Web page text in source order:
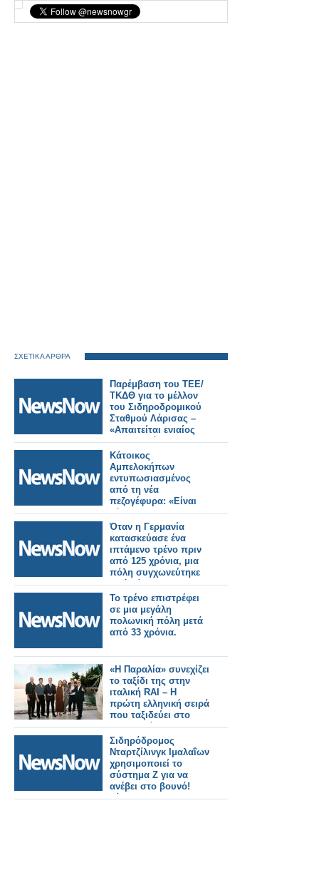
ΣΧΕΤΙΚΑ ΑΡΘΡΑ
Παρέμβαση του ΤΕΕ/
ΤΚΔΘ για το μέλλον
του Σιδηροδρομικού
Σταθμού Λάρισας –
«Απαιτείται ενιαίος
σχεδιασμός για την
πόλη».
Κάτοικος
Αμπελοκήπων
εντυπωσιασμένος
από τη νέα
πεζογέφυρα: «Είναι
κόσμημα για την
πόλη»
Όταν η Γερμανία
κατασκεύασε ένα
ιπτάμενο τρένο πριν
από 125 χρόνια, μια
πόλη συγχωνεύτηκε
από κάτω του.
Το τρένο επιστρέφει
σε μια μεγάλη
πολωνική πόλη μετά
από 33 χρόνια.
«Η Παραλία» συνεχίζει
το ταξίδι της στην
ιταλική RAI – Η
πρώτη ελληνική σειρά
που ταξιδεύει στο
εξωτερικό
Σιδηρόδρομος
Νταρτζίλινγκ Ιμαλαΐων
χρησιμοποιεί το
σύστημα Ζ για να
ανέβει στο βουνό!
Βίντεο